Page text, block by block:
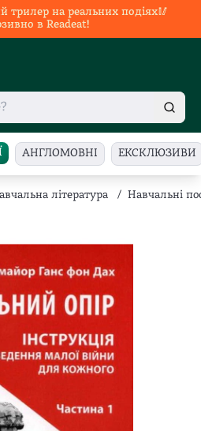
трилер на реальних подіях🥢
в Readeat!
АНГЛОМОВНІ ЕКСКЛЮЗИВИ
література / Навчальні